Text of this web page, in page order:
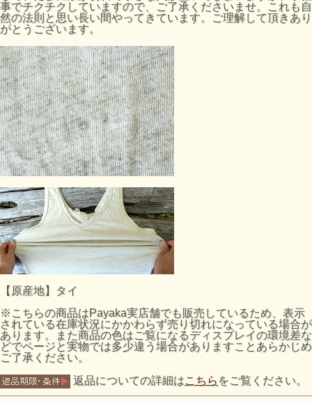
事でチクチクしていますので、ご了承くださいませ。これも自
然の法則と思い長い間やってきています。ご理解して頂きあり
がとうございます。
【原産地】タイ
※こちらの商品はPayaka実店舗でも販売しているため、表示
されている在庫状況にかかわらず売り切れになっている場合が
あります。また商品の色はご覧になるディスプレイの環境差な
どでページと実物では多少違う場合がありますことあらかじめ
ご了承ください。
返品についての詳細はこちら をご覧ください。